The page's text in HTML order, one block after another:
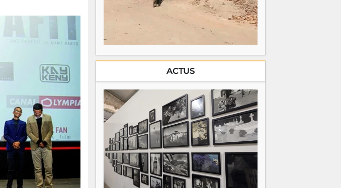
ACTUS
6 juillet 2026
Pierrot Men : Le regard d'une vie
À l'heure où les écrans débordent de
couleurs saturées et d'images consommées